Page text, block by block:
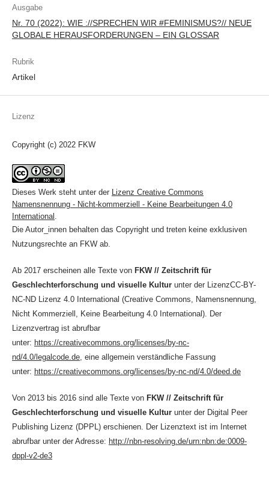
Ausgabe
Nr. 70 (2022): WIE ://SPRECHEN WIR #FEMINISMUS?// NEUE
GLOBALE HERAUSFORDERUNGEN – EIN GLOSSAR
Rubrik
Artikel
Lizenz
Copyright (c) 2022 FKW
Dieses Werk steht unter der Lizenz Creative Commons
Namensnennung - Nicht-kommerziell - Keine Bearbeitungen 4.0
International
Die Autor_innen behalten das Copyright und treten keine exklusiven
Nutzungsrechte an FKW ab.
Ab 2017 erscheinen alle Texte von FKW // Zeitschrift für
Geschlechterforschung und visuelle Kulturunter der LizenzCC-BY-
NC-ND Lizenz 4.0 International (Creative Commons, Namensnennung,
Nicht Kommerziell, Keine Bearbeitung 4.0 International). Der
Lizenzvertrag ist abrufbar
unter: https://creativecommons.org/licenses/by-nc-
nd/4.0/legalcode.de, eine allgemein verständliche Fassung
unter: https://creativecommons.org/licenses/by-nc-nd/4.0/deed.de
Von 2013 bis 2016 sind alle Texte von FKW // Zeitschrift für
Geschlechterforschung und visuelle Kulturunter der Digital Peer
Publishing Lizenz (DPPL) erschienen. Der Lizenztext ist im Internet
abrufbar unter der Adresse: http://nbn-resolving.de/urn:nbn:de:0009-
dppl-v2-de3